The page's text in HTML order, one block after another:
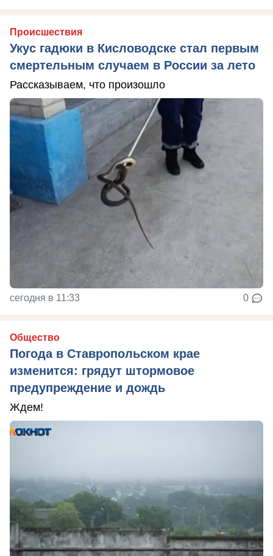
Происшествия
Укус гадюки в Кисловодске стал первым
смертельным случаем в России за лето
Рассказываем, что произошло
сегодня в 11:33 0
Общество
Погода в Ставропольском крае
изменится: грядут штормовое
предупреждение и дождь
Ждем!